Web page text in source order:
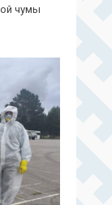
чумы